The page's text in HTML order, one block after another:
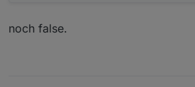
noch false.